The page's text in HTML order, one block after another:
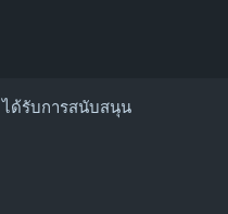
ได้รับการสนับสนุน